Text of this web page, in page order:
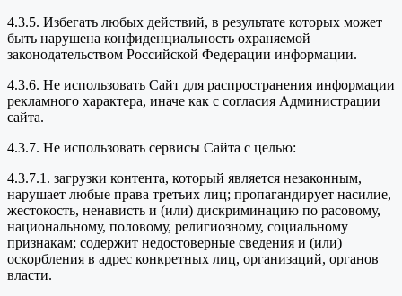
4.3.5. Избегать любых действий, в результате которых может
быть нарушена конфиденциальность охраняемой
законодательством Российской Федерации информации.
4.3.6. Не использовать Сайт для распространения информации
рекламного характера, иначе как с согласия Администрации
сайта.
4.3.7. Не использовать сервисы Сайта с целью:
4.3.7.1. загрузки контента, который является незаконным,
нарушает любые права третьих лиц; пропагандирует насилие,
жестокость, ненависть и (или) дискриминацию по расовому,
национальному, половому, религиозному, социальному
признакам; содержит недостоверные сведения и (или)
оскорбления в адрес конкретных лиц, организаций, органов
власти.